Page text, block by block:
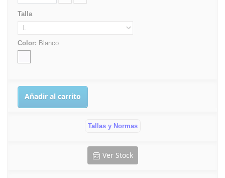
Talla
Color: Blanco
Añadir al carrito
Tallas y Normas
Ver Stock